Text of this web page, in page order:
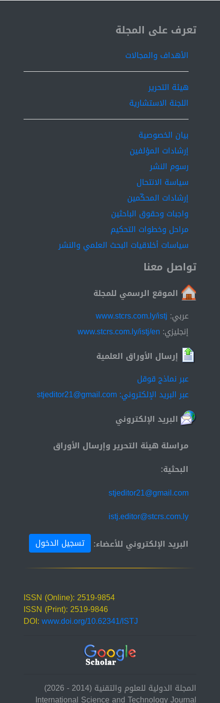
ISSN 2519-9854
تعرف على المجلة
الأهداف والمجالات
هيئة التحرير
اللجنة الاستشارية
بيان الخصوصية
إرشادات المؤلفين
رسوم النشر
سياسة الانتحال
إرشادات المحكّمين
واجبات وحقوق الباحثين
مراحل وخطوات التحكيم
سياسات أخلاقيات البحث العلمي والنشر
تواصل معنا
الموقع الرسمي للمجلة
عربي: www.stcrs.com.ly/istj
إنجليزي: www.stcrs.com.ly/istj/en
إرسال الأوراق العلمية
عبر نماذج قوقل
عبر البريد الإلكتروني: stjeditor21@gmail.com
البريد الإلكتروني
مراسلة هيئة التحرير وإرسال الأوراق
البحثية:
stjeditor21@gmail.com
istj.editor@stcrs.com.ly
البريد الإلكتروني للأعضاء:
تسجيل الدخول
ISSN (Online): 2519-9854
ISSN (Print): 2519-9846
DOI:www.doi.org/10.62341/ISTJ
المجلة الدولية للعلوم والتقنية (2014 - 2026)
International Science and Technology Journal